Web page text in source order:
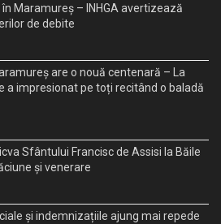
Maramureș – INHGA avertizează
de debite
are o nouă centenară – La
a impresionat pe toți recitând o baladă
Sfântului Francisc de Assisi la Băile
și venerare
și indemnizațiile ajung mai repede